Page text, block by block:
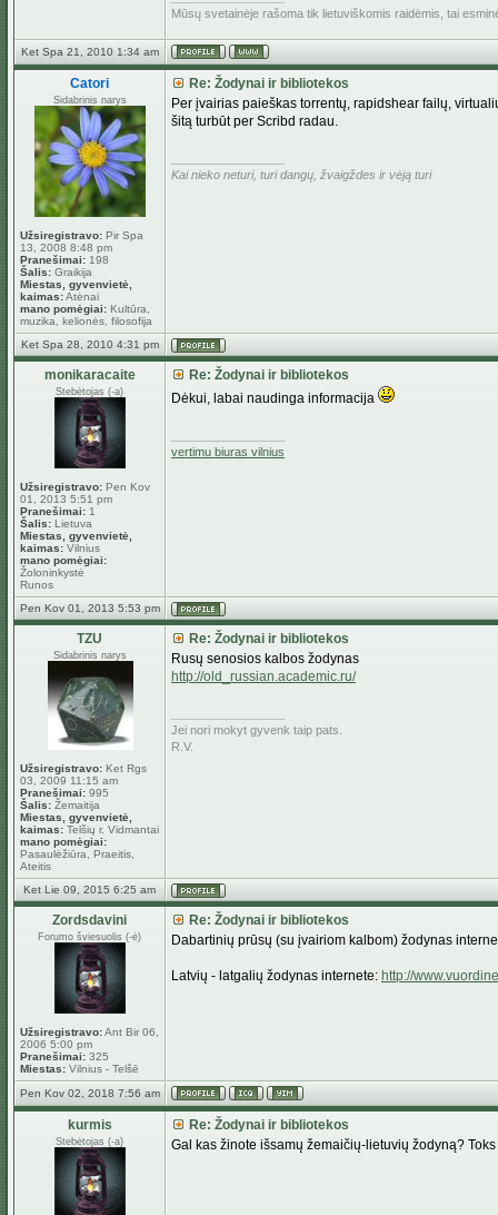
Mūsų svetainėje rašoma tik lietuviškomis raidėmis, tai
Ket Spa 21, 2010 1:34 am
Catori
Sidabrinis narys
Užsiregistravo: Pir Spa
13, 2008 8:48 pm
Pranešimai: 198
Šalis: Graikija
Miestas, gyvenvietė,
kaimas:Atėnai
mano pomėgiai: Kultūra,
muzika, kelionės, filosofija
Re: Žodynai ir bibliotekos
Per įvairias paieškas torrentų, rapidshear failų,
šitą turbūt per Scribd radau.
Kai nieko neturi, turi dangų, žvaigždes ir vėją turi
Ket Spa 28, 2010 4:31 pm
monikaracaite
Stebėtojas (-a)
Užsiregistravo: Pen Kov
01, 2013 5:51 pm
Pranešimai: 1
Šalis: Lietuva
Miestas, gyvenvietė,
kaimas: Vilnius
mano pomėgiai:
Žoloninkystė
Runos
Re: Žodynai ir bibliotekos
Dėkui, labai naudinga informacija
vertimu biuras vilnius
Pen Kov 01, 2013 5:53 pm
TZU
Sidabrinis narys
Užsiregistravo: Ket Rgs
03, 2009 11:15 am
Pranešimai: 995
Šalis: Žemaitija
Miestas, gyvenvietė,
kaimas: Telšių r. Vidmantai
mano pomėgiai:
Pasaulėžiūra, Praeitis,
Ateitis
Re: Žodynai ir bibliotekos
Rusų senosios kalbos žodynas
http://old_russian.academic.ru/
Jei nori mokyt gyvenk taip pats.
R.V.
Ket Lie 09, 2015 6:25 am
Zordsdavini
Forumo šviesuolis (-ė)
Užsiregistravo:Ant Bir 06,
2006 5:00 pm
Pranešimai: 325
Miestas: Vilnius - Telšē
Re: Žodynai ir bibliotekos
Dabartinių prūsų (su įvairiom kalbom) žodynas
Latvių - latgalių žodynas internete: http://
Pen Kov 02, 2018 7:56 am
kurmis
Stebėtojas (-a)
Re: Žodynai ir bibliotekos
Gal kas žinote išsamų žemaičių-lietuvių žodyną?